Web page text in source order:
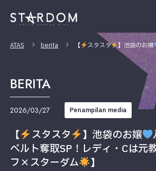
ATAS berita 【 スタスタ 】池袋のお嬢
BERITA
2026/03/27 Penampilan media
【 スタスタ 】池袋のお嬢
ベルト奪取SP！レディ・Cは元
フ×スターダム
】